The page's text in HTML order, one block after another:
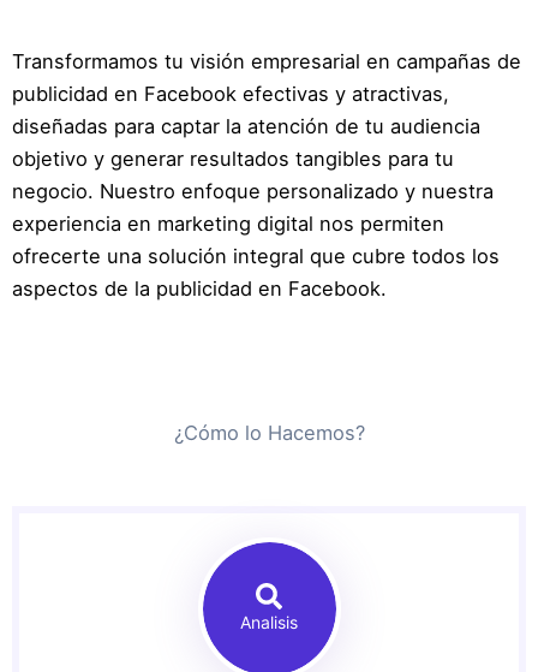
Transformamos tu visión empresarial en campañas de
publicidad en Facebook efectivas y atractivas,
diseñadas para captar la atención de tu audiencia
objetivo y generar resultados tangibles para tu
negocio. Nuestro enfoque personalizado y nuestra
experiencia en marketing digital nos permiten
ofrecerte una solución integral que cubre todos los
aspectos de la publicidad en Facebook.
¿Cómo lo Hacemos?
Analisis